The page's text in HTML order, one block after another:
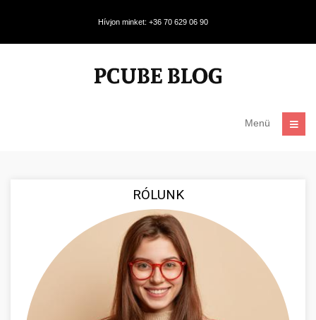
Hívjon minket: +36 70 629 06 90
Menü
RÓLUNK